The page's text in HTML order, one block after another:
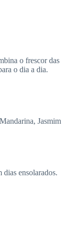
o frescor das
o dia a dia.
Jasmim
ensolarados.